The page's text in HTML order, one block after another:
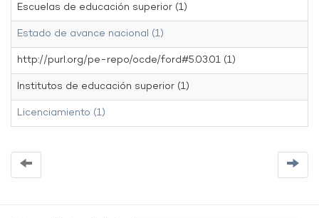
Escuelas de educación superior (1)
Estado de avance nacional (1)
http://purl.org/pe-repo/ocde/ford#5.03.01 (1)
Institutos de educación superior (1)
Licenciamiento (1)